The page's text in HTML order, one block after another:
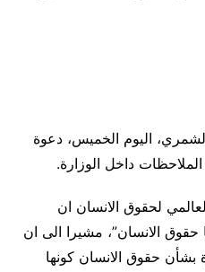
اليوم الخميس، دعوة
داخل الوزارة.
لحقوق الانسان ان
الانسان”، مشيرا الى ان
بشأن حقوق الانسان كونها